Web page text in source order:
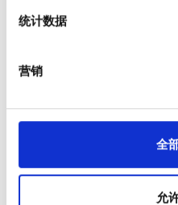
体、广告和分析合作伙伴分
统计数据
营销
全
允